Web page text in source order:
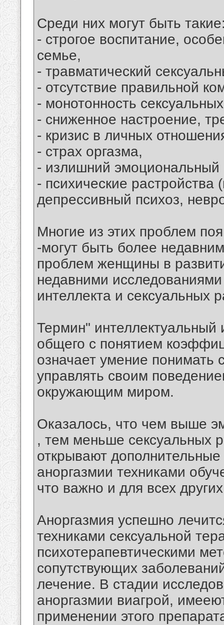
Среди них могут быть
- строгое воспитание,
семье,
- травматический
- отсутствие правильной
- монотонность
- сниженное настроение,
- кризис в личных
- страх оргазма,
- излишний эмоциональный
- психические
депрессивный психоз,
Многие из этих проблем
-могут быть более
проблем женщины в
недавними
интеллекта и сексуальных
Термин" интеллектуальный
общего с понятием
означает умение понимать
управлять своим
окружающим миром.
Оказалось, что чем выше
, тем меньше сексуальных
открывают
аноргазмии техниками
что важно и для всех
Аноргазмия успешно
техниками сексуальной
психотерапевтическими
сопутствующих
лечение. В стадии
аноргазмии виагрой,
применении этого